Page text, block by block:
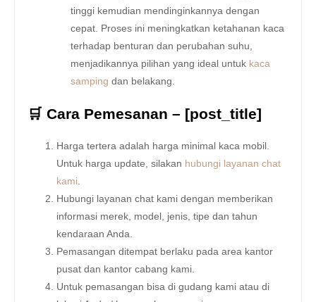
tinggi kemudian mendinginkannya dengan
cepat. Proses ini meningkatkan ketahanan kaca
terhadap benturan dan perubahan suhu,
menjadikannya pilihan yang ideal untuk kaca
samping dan belakang.
🛒 Cara Pemesanan – [post_title]
Harga tertera adalah harga minimal kaca mobil.
Untuk harga update, silakan hubungi layanan chat
kami
Hubungi layanan chat kami dengan memberikan
informasi merek, model, jenis, tipe dan tahun
kendaraan Anda.
Pemasangan ditempat berlaku pada area kantor
pusat dan kantor cabang kami.
Untuk pemasangan bisa di gudang kami atau di